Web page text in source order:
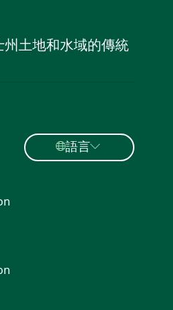
土地和水域的傳統
語言